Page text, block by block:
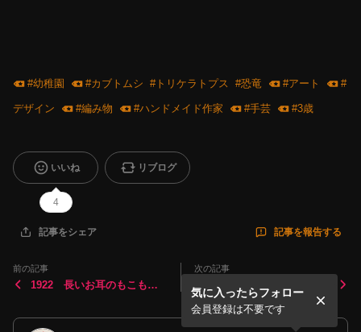
#幼稚園 #カブトムシ #トリケラトプス #恐竜 #アート #
デザイン #編み物 #ハンドメイド作家 #手芸 #3歳
いいね
4
リブログ
記事をシェア 記事を報告する
前の記事
1922 長いお耳のもこもこ
次の記事
1921 トリケラトプス帽子：
オーダーメイド 3歳帽
子 幼稚園帽子 恐竜帽子
気に入ったらフォロー
会員登録は不要です